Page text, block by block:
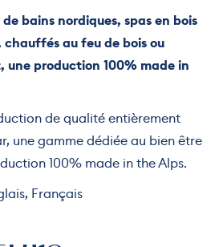
bains nordiques, spas en bois
au feu de bois ou
production 100% made in
de qualité entièrement
une gamme dédiée au bien être
100% made in the Alps.
Français